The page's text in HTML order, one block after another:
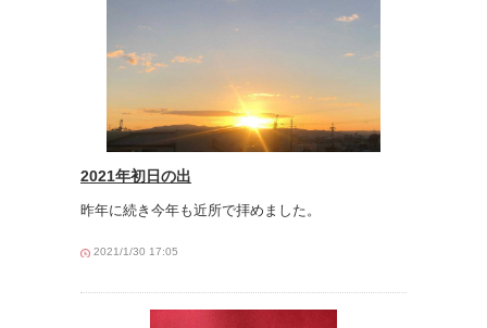
2021年初日の出
昨年に続き今年も近所で拝めました。
2021/1/30 17:05